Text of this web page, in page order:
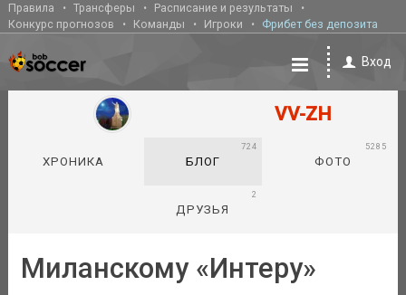
Правила Трансферы
Расписание и результаты
Конкурс прогнозов
Команды Игроки Фрибет без депозита
Вход
VV-ZH
ХРОНИКА БЛОГ
724
ФОТО
5285
ДРУЗЬЯ
2
Миланскому «Интеру»